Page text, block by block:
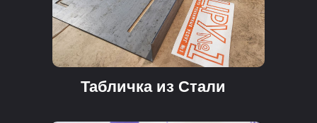
Табличка из Стали